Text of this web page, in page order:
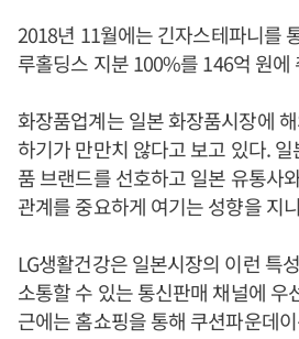
2018년 11월에는 긴자스테파니를
루홀딩스 지분 100%를 146억 원에
화장품업계는 일본 화장품시장에
하기가 만만치 않다고 보고 있다.
품 브랜드를 선호하고 일본 유통사
관계를 중요하게 여기는 성향을 지
LG생활건강은 일본시장의 이런 특
소통할 수 있는 통신판매 채널에 우
근에는 홈쇼핑을 통해 쿠션파운데